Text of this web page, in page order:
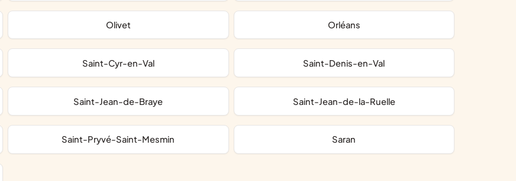
Olivet Orléans
Saint-Cyr-en-Val Saint-Denis-en-Val
Saint-Jean-de-Braye Saint-Jean-de-la-Ruelle
Saint-Pryvé-Saint-Mesmin Saran